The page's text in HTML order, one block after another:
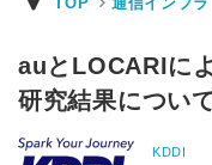
auとLOCARIに
研究結果につい
KDDI